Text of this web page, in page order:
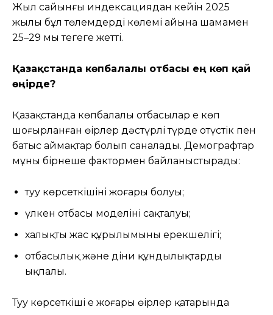
Жыл сайынғы индексациядан кейін 2025
жылы бұл төлемдердің көлемі айына шамамен
25–29 мың теңгеге жетті.
Қазақстанда көпбалалы отбасы ең көп қай
өңірде?
Қазақстанда көпбалалы отбасылар ең көп
шоғырланған өңірлер дәстүрлі түрде оңтүстік пен
батыс аймақтар болып саналады. Демографтар
мұны бірнеше фактормен байланыстырады:
туу көрсеткішінің жоғары болуы;
үлкен отбасы моделінің сақталуы;
халықтың жас құрылымының ерекшелігі;
отбасылық және діни құндылықтардың
ықпалы.
Туу көрсеткіші ең жоғары өңірлер қатарында